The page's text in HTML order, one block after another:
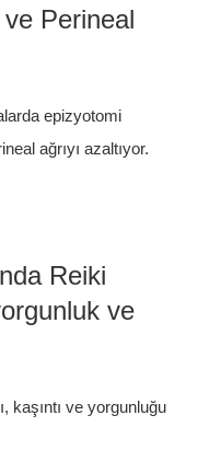
Perineal
epizyotomi
ağrıyı azaltıyor.
Reiki
ve
kaşıntı ve yorgunluğu